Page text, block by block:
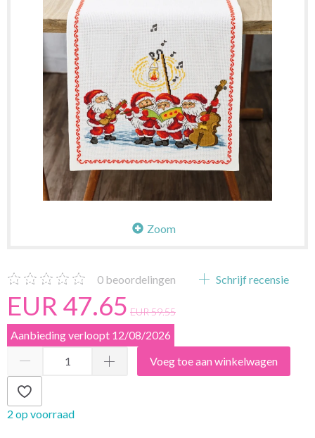
Zoom
0 beoordelingen Schrijf recensie
EUR 47.65 EUR 59.55
Aanbieding verloopt 12/08/2026
Voeg toe aan winkelwagen
2 op voorraad